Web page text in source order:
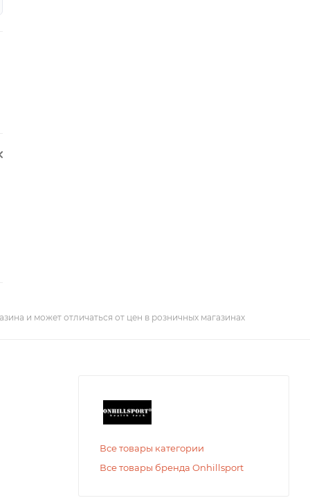
и может отличаться от цен в розничных магазинах
Все товары категории
Все товары бренда Onhillsport